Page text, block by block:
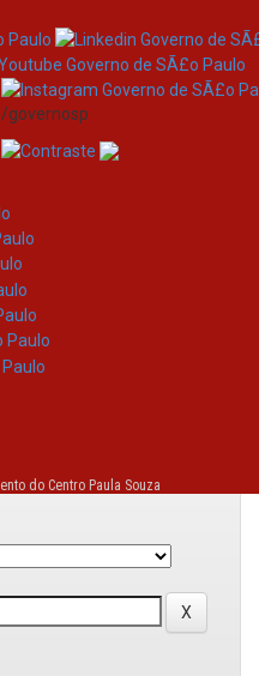
/governosp
do Centro Paula Souza